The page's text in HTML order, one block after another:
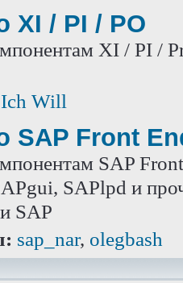
XI / PI / РО
XI / PI /
Ich Will
SAP Front
SAP
SAPlpd и
SAP
sap_nar, olegbash